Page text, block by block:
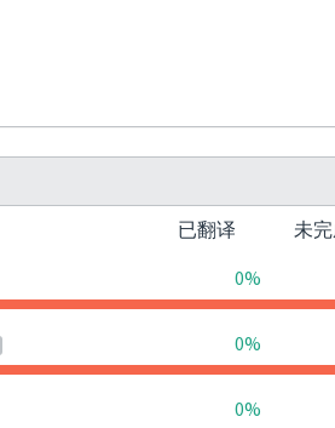
已翻译 未
0%
0%
0%